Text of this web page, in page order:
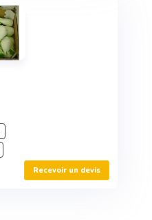
Recevoir un devis